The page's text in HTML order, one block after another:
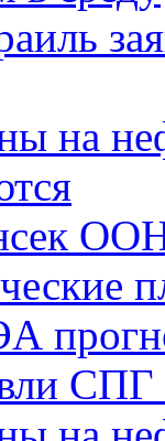
на
ООН
СПГ